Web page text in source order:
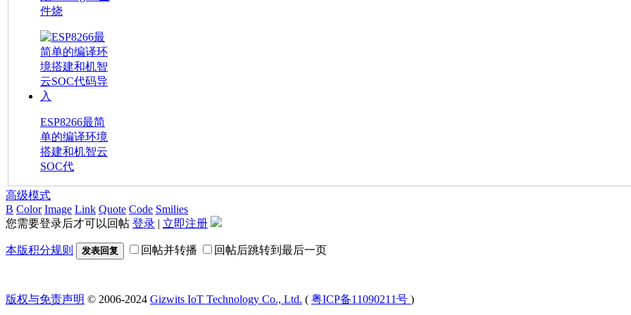
件烧
ESP8266最简
单的编译环境
搭建和机智云
SOC代
高级模式
B Color Image Link Quote Code Smilies
您需要登录后才可以回帖 登录 | 立即注册
本版积分规则 发表回复 回帖并转播 回帖后跳转到最后一页
版权与免责声明 © 2006-2024 Gizwits IoT Technology Co., Ltd. ( 粤ICP备11090211号 )